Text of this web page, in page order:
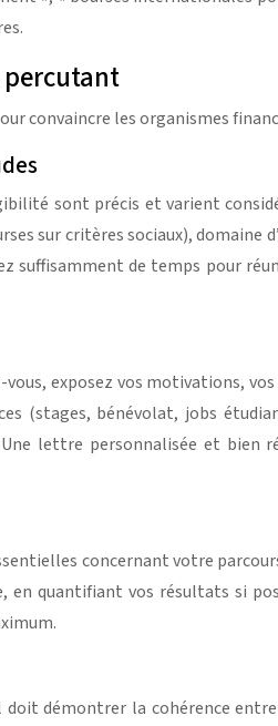
convaincre les organismes
sont précis et varient
sur critères sociaux),
de temps pour
exposez vos motivations,
(stages, bénévolat, jobs
lettre personnalisée et
concernant votre
quantifiant vos résultats si
démontrer la cohérence